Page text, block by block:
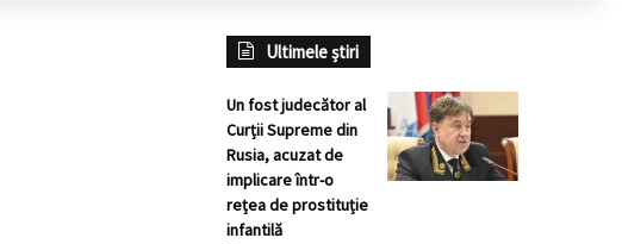
Ultimele știri
Un fost judecător al
Curții Supreme din
Rusia, acuzat de
implicare într-o
rețea de prostituție
infantilă